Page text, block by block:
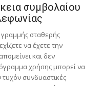
συμβολαίου
σταθερής
να έχετε την
και δεν
χρήσης μπορεί να
συνδυαστικές